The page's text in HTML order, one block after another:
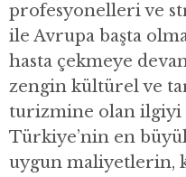
profesyonelleri ve
ile Avrupa başta
hasta çekmeye
zengin kültürel ve
turizmine olan ilgiyi
Türkiye’nin en
uygun maliyetlerin,